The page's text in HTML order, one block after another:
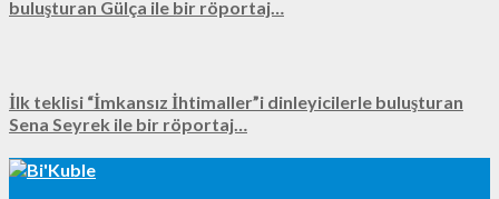
buluşturan Gülça ile bir röportaj…
İlk teklisi “İmkansız İhtimaller”i dinleyicilerle buluşturan
Sena Seyrek ile bir röportaj…